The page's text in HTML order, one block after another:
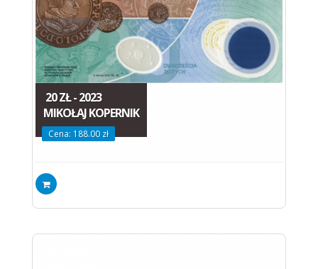
20 ZŁ - 2023
MIKOŁAJ KOPERNIK
Cena: 188.00 zł